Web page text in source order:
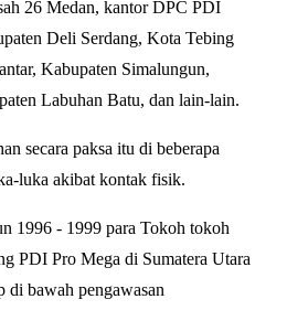
26 Medan, kantor DPC PDI
Deli Serdang, Kota Tebing
Kabupaten Simalungun,
Labuhan Batu, dan lain-lain.
secara paksa itu di beberapa
luka akibat kontak fisik.
1996 - 1999 para Tokoh tokoh
PDI Pro Mega di Sumatera Utara
di bawah pengawasan